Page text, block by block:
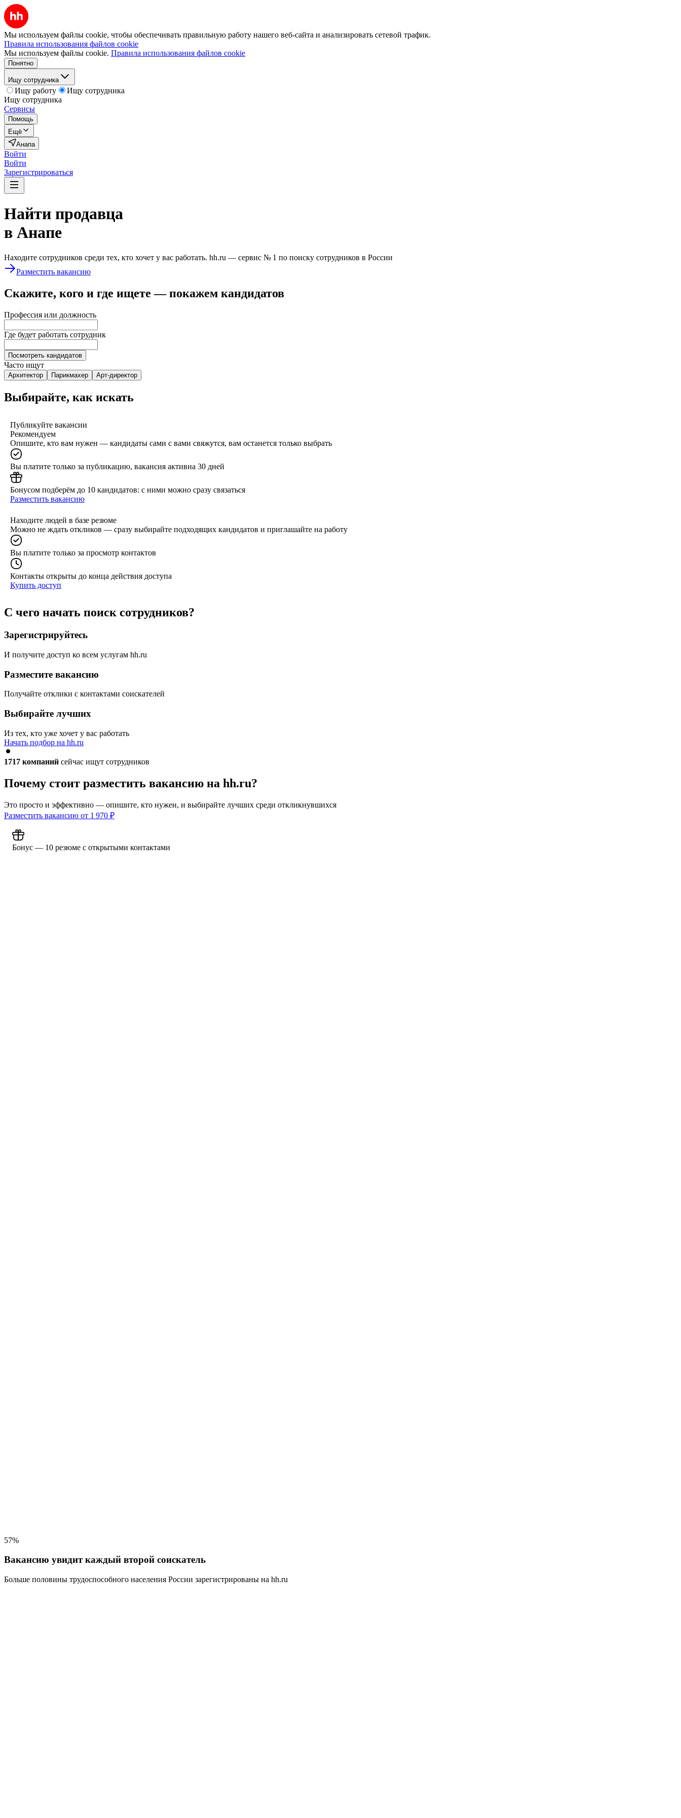
Мы используем файлы cookie, чтобы обеспечивать правильную работу нашего веб-сайта и анализировать сетевой трафик.
Правила использования файлов cookie
Мы используем файлы cookie. Правила использования файлов cookie
Понятно
Ищу сотрудника
Ищу работу
Ищу сотрудника
Ищу сотрудника
Сервисы
Помощь
Ещё
Анапа
Войти
Войти
Зарегистрироваться
Найти продавца
в Анапе
Находите сотрудников среди тех, кто хочет у вас работать. hh.ru — сервис № 1 по поиску сотрудников в России
Разместить вакансию
Скажите, кого и где ищете — покажем кандидатов
Профессия или должность
Где будет работать сотрудник
Посмотреть кандидатов
Часто ищут
Архитектор Парикмахер Арт-директор
Выбирайте, как искать
Публикуйте вакансии
Рекомендуем
Опишите, кто вам нужен — кандидаты сами с вами свяжутся, вам останется только выбрать
Вы платите только за публикацию, вакансия активна 30 дней
Бонусом подберём до 10 кандидатов: с ними можно сразу связаться
Разместить вакансию
Находите людей в базе резюме
Можно не ждать откликов — сразу выбирайте подходящих кандидатов и приглашайте на работу
Вы платите только за просмотр контактов
Контакты открыты до конца действия доступа
Купить доступ
С чего начать поиск сотрудников?
Зарегистрируйтесь
И получите доступ ко всем услугам hh.ru
Разместите вакансию
Получайте отклики с контактами соискателей
Выбирайте лучших
Из тех, кто уже хочет у вас работать
Начать подбор на hh.ru
1717 компаний сейчас ищут сотрудников
Почему стоит разместить вакансию на hh.ru?
Это просто и эффективно — опишите, кто нужен, и выбирайте лучших среди откликнувшихся
Разместить вакансию от 1 970 ₽
Бонус — 10 резюме с открытыми контактами
57%
Вакансию увидит каждый второй соискатель
Больше половины трудоспособного населения России зарегистрированы на hh.ru